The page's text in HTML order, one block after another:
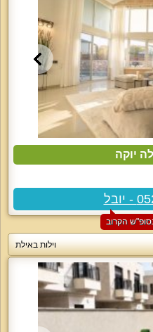
יוקה
וילות באילת